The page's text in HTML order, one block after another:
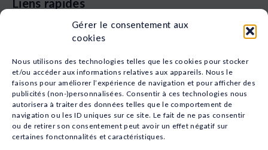
Gérer le consentement aux
cookies
Nous utilisons des technologies telles que les cookies pour stocker
et/ou accéder aux informations relatives aux appareils. Nous le
faisons pour améliorer l’expérience de navigation et pour afficher des
publicités (non-)personnalisées. Consentir à ces technologies nous
autorisera à traiter des données telles que le comportement de
navigation ou les ID uniques sur ce site. Le fait de ne pas consentir
ou de retirer son consentement peut avoir un effet négatif sur
certaines fonctonnalités et caractéristiques.
Liens rapides
L’apprentissage
Qui sommes-nous
Actualités
Nos études
Recrutement
Nos domaines
Animation
Sport